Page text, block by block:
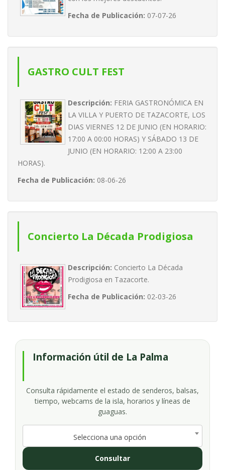
Fecha de Publicación: 07-07-26
GASTRO CULT FEST
Descripción: FERIA GASTRONÓMICA EN
LA VILLA Y PUERTO DE TAZACORTE, LOS
DIAS VIERNES 12 DE JUNIO (EN HORARIO:
17:00 A 00:00 HORAS) Y SÁBADO 13 DE
JUNIO (EN HORARIO: 12:00 A 23:00
HORAS).
Fecha de Publicación: 08-06-26
Concierto La Década Prodigiosa
Descripción: Concierto La Década
Prodigiosa en Tazacorte.
Fecha de Publicación: 02-03-26
Información útil de La Palma
Consulta rápidamente el estado de senderos, balsas,
tiempo, webcams de la isla, horarios y líneas de
guaguas.
Selecciona una opción
Consultar